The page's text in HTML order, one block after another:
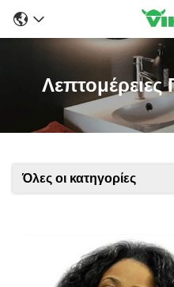
Λεπτομέρειες
Όλες οι κατηγορίες